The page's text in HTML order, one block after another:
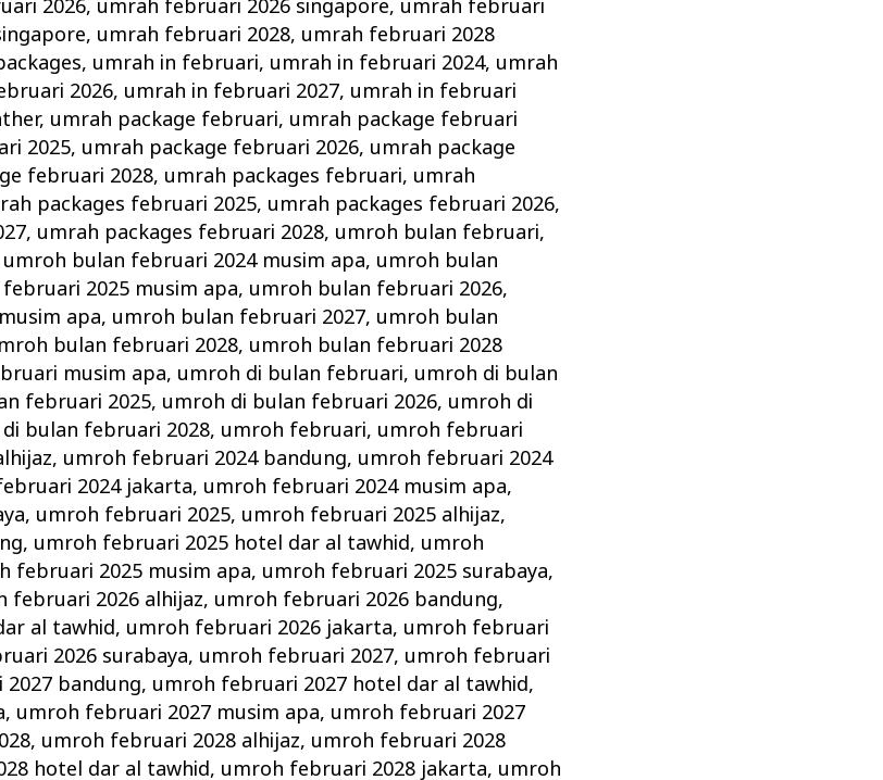
2026, umrah februari 2026 singapore, umrah februari
, umrah februari 2028, umrah februari 2028
, umrah in februari, umrah in februari 2024, umrah
2026, umrah in februari 2027, umrah in februari
, umrah package februari, umrah package februari
2025, umrah package februari 2026, umrah package
februari 2028, umrah packages februari, umrah
packages februari 2025, umrah packages februari 2026,
, umrah packages februari 2028, umroh bulan februari,
umroh bulan februari 2024 musim apa, umroh bulan
2025 musim apa, umroh bulan februari 2026,
apa, umroh bulan februari 2027, umroh bulan
bulan februari 2028, umroh bulan februari 2028
musim apa, umroh di bulan februari, umroh di bulan
februari 2025, umroh di bulan februari 2026, umroh di
bulan februari 2028, umroh februari, umroh februari
, umroh februari 2024 bandung, umroh februari 2024
2024 jakarta, umroh februari 2024 musim apa,
, umroh februari 2025, umroh februari 2025 alhijaz,
, umroh februari 2025 hotel dar al tawhid, umroh
februari 2025 musim apa, umroh februari 2025 surabaya,
februari 2026 alhijaz, umroh februari 2026 bandung,
al tawhid, umroh februari 2026 jakarta, umroh februari
2026 surabaya, umroh februari 2027, umroh februari
bandung, umroh februari 2027 hotel dar al tawhid,
, umroh februari 2027 musim apa, umroh februari 2027
, umroh februari 2028 alhijaz, umroh februari 2028
hotel dar al tawhid, umroh februari 2028 jakarta, umroh